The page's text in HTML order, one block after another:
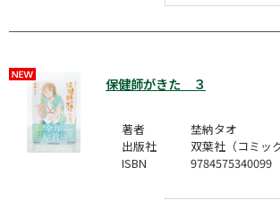
保健師がきた ３
著者
埜納タオ
出版社
双葉社（コミック
ISBN
9784575340099